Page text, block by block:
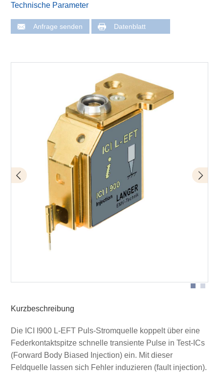
Technische Parameter
Anfrage senden Datenblatt
Kurzbeschreibung
Die ICI I900 L-EFT Puls-Stromquelle koppelt über eine
Federkontaktspitze schnelle transiente Pulse in Test-ICs
(Forward Body Biased Injection) ein. Mit dieser
Feldquelle lassen sich Fehler induzieren (fault injection).